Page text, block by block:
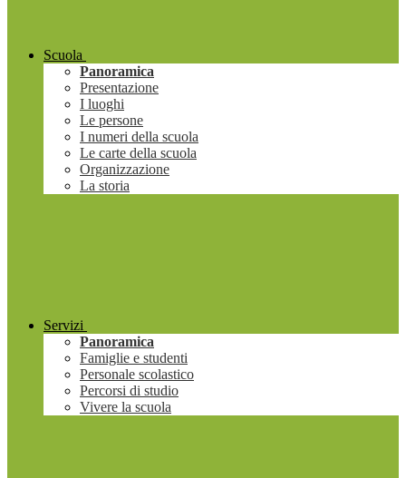
Scuola
Panoramica
Presentazione
I luoghi
Le persone
I numeri della scuola
Le carte della scuola
Organizzazione
La storia
Servizi
Panoramica
Famiglie e studenti
Personale scolastico
Percorsi di studio
Vivere la scuola